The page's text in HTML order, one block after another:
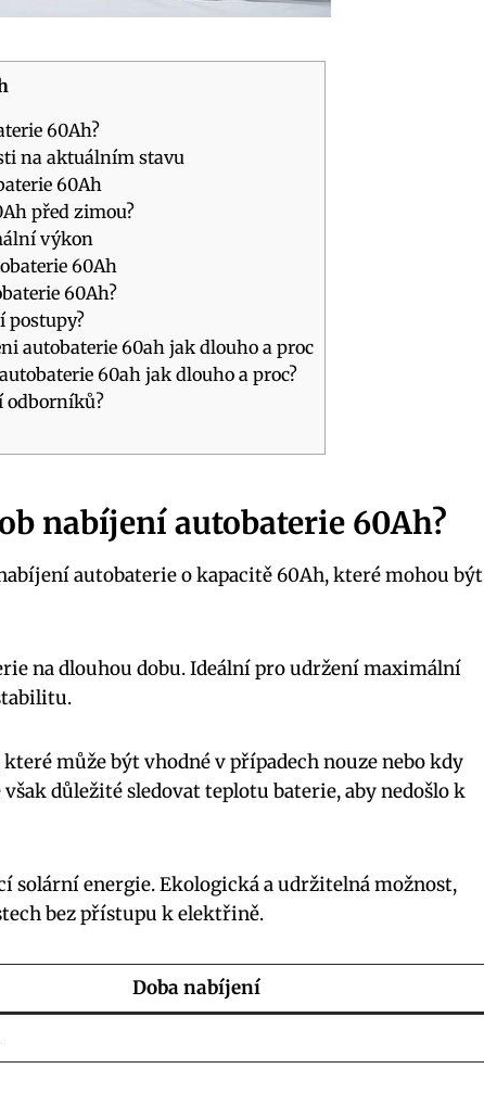
60Ah?
na aktuálním stavu
60Ah
před zimou?
výkon
60Ah
60Ah?
postupy?
autobaterie 60ah jak dlouho a proc
60ah jak dlouho a proc?
odborníků?
nabíjení autobaterie 60Ah?
autobaterie o kapacitě 60Ah, které mohou být
na dlouhou dobu. Ideální pro udržení maximální
může být vhodné v případech nouze nebo kdy
důležité sledovat teplotu baterie, aby nedošlo k
solární energie. Ekologická a udržitelná možnost,
bez přístupu k elektřině.
Doba nabíjení